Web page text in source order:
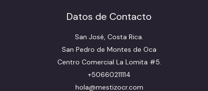
Datos de Contacto
San José, Costa Rica.
San Pedro de Montes de Oca
Centro Comercial La Lomita #5.
+50660211114
hola@mestizocr.com